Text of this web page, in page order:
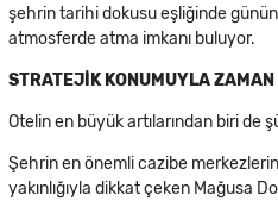
şehrin tarihi dokusu eşliğinde
atmosferde atma imkanı buluyor.
STRATEJİK KONUMUYLA
Otelin en büyük artılarından biri de
Şehrin en önemli cazibe
yakınlığıyla dikkat çeken Mağusa